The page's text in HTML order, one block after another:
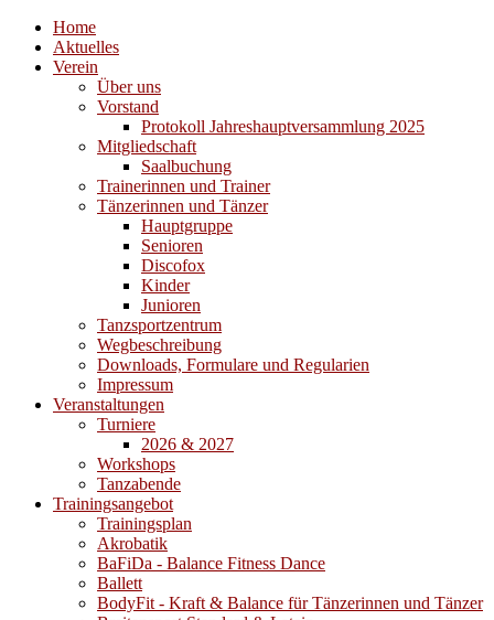
Home
Aktuelles
Verein
Über uns
Vorstand
Protokoll Jahreshauptversammlung 2025
Mitgliedschaft
Saalbuchung
Trainerinnen und Trainer
Tänzerinnen und Tänzer
Hauptgruppe
Senioren
Discofox
Kinder
Junioren
Tanzsportzentrum
Wegbeschreibung
Downloads, Formulare und Regularien
Impressum
Veranstaltungen
Turniere
2026 & 2027
Workshops
Tanzabende
Trainingsangebot
Trainingsplan
Akrobatik
BaFiDa - Balance Fitness Dance
Ballett
BodyFit - Kraft & Balance für Tänzerinnen und Tänzer